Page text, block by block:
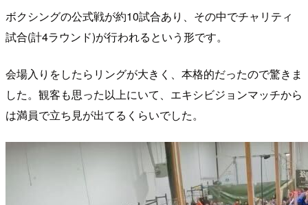
ボクシングの公式戦が約10試合あり、その中でチャリティ
試合(計4ラウンド)が行われるという形です。
会場入りをしたらリングが大きく、本格的だったので驚きま
した。観客も思った以上にいて、エキシビジョンマッチから
は満員で立ち見が出てるくらいでした。